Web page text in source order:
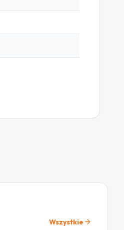
Wszystkie arrow_forward